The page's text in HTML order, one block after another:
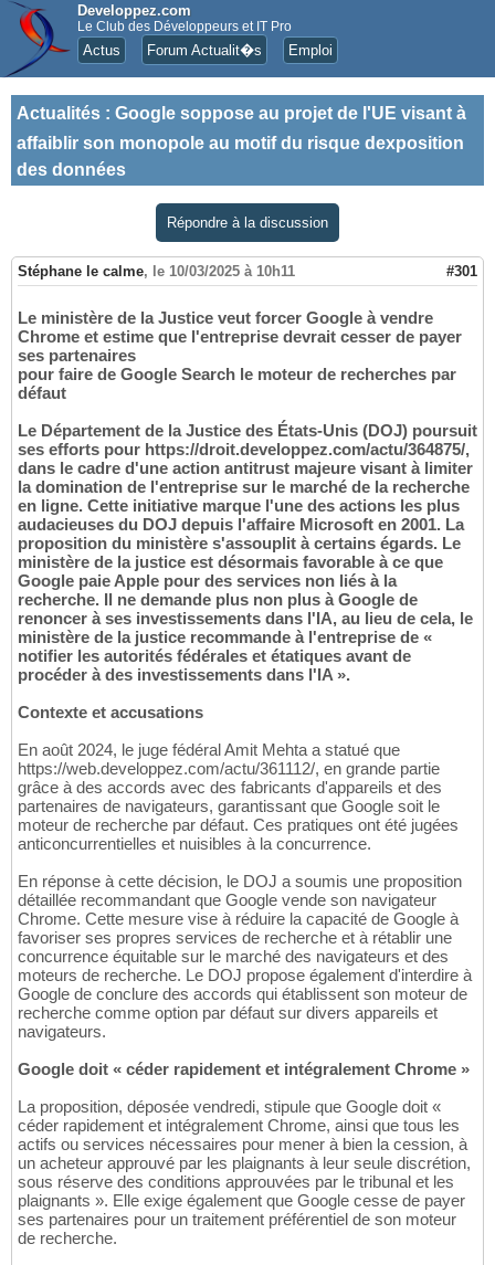
Developpez.com
Le Club des Développeurs et IT Pro
Actus Forum Actualit�s Emploi
Actualités : Google soppose au projet de l'UE visant à
affaiblir son monopole au motif du risque dexposition
des données
Répondre à la discussion
Stéphane le calme, le 10/03/2025 à 10h11 #301
Le ministère de la Justice veut forcer Google à vendre
Chrome et estime que l'entreprise devrait cesser de payer
ses partenaires
pour faire de Google Search le moteur de recherches par
défaut
Le Département de la Justice des États-Unis (DOJ) poursuit
ses efforts pour https://droit.developpez.com/actu/364875/,
dans le cadre d'une action antitrust majeure visant à limiter
la domination de l'entreprise sur le marché de la recherche
en ligne. Cette initiative marque l'une des actions les plus
audacieuses du DOJ depuis l'affaire Microsoft en 2001. La
proposition du ministère s'assouplit à certains égards. Le
ministère de la justice est désormais favorable à ce que
Google paie Apple pour des services non liés à la
recherche. Il ne demande plus non plus à Google de
renoncer à ses investissements dans l'IA, au lieu de cela, le
ministère de la justice recommande à l'entreprise de «
notifier les autorités fédérales et étatiques avant de
procéder à des investissements dans l'IA ».
Contexte et accusations
En août 2024, le juge fédéral Amit Mehta a statué que
https://web.developpez.com/actu/361112/, en grande partie
grâce à des accords avec des fabricants d'appareils et des
partenaires de navigateurs, garantissant que Google soit le
moteur de recherche par défaut. Ces pratiques ont été jugées
anticoncurrentielles et nuisibles à la concurrence.
En réponse à cette décision, le DOJ a soumis une proposition
détaillée recommandant que Google vende son navigateur
Chrome. Cette mesure vise à réduire la capacité de Google à
favoriser ses propres services de recherche et à rétablir une
concurrence équitable sur le marché des navigateurs et des
moteurs de recherche. Le DOJ propose également d'interdire à
Google de conclure des accords qui établissent son moteur de
recherche comme option par défaut sur divers appareils et
navigateurs.
Google doit « céder rapidement et intégralement Chrome »
La proposition, déposée vendredi, stipule que Google doit «
céder rapidement et intégralement Chrome, ainsi que tous les
actifs ou services nécessaires pour mener à bien la cession, à
un acheteur approuvé par les plaignants à leur seule discrétion,
sous réserve des conditions approuvées par le tribunal et les
plaignants ». Elle exige également que Google cesse de payer
ses partenaires pour un traitement préférentiel de son moteur
de recherche.